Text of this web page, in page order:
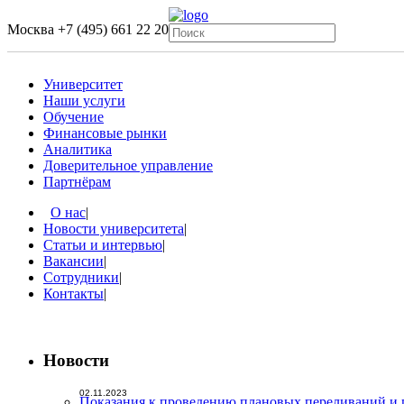
Москва +7 (495) 661 22 20
Университет
Наши услуги
Обучение
Финансовые рынки
Аналитика
Доверительное управление
Партнёрам
О нас|
Новости университета|
Статьи и интервью|
Вакансии|
Сотрудники|
Контакты|
Новости
02.11.2023